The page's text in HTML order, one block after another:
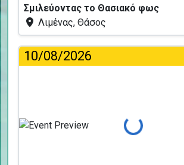
Σμιλεύοντας το Θασιακό φως
Λιμένας, Θάσος
10/08/2026
Φόρτωση...